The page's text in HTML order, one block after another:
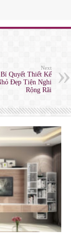
Next
Bí Quyết Thiết Kế
Đẹp Tiện Nghi
Rộng Rãi